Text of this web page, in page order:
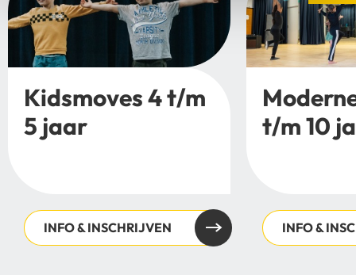
Kidsmoves 4 t/m
5 jaar
INFO & INSCHRIJVEN
t/m 10
INFO &